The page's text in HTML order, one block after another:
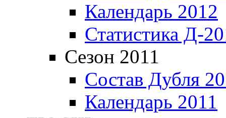
Календарь 2012
Статистика Д-
Сезон 2011
Состав Дубля
Календарь 2011